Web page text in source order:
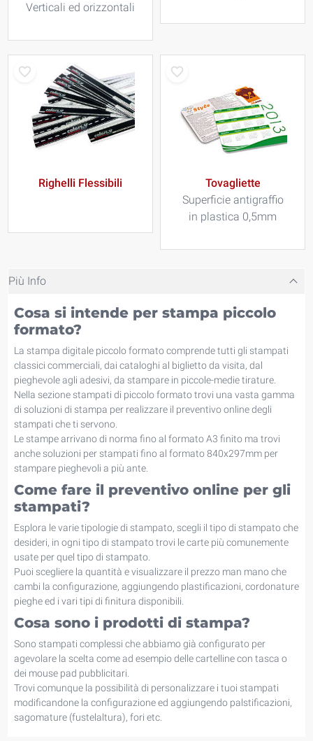
Verticali ed orizzontali
Righelli Flessibili
Tovagliette
Superficie antigraffio
in plastica 0,5mm
Più Info
Cosa si intende per stampa piccolo
formato?
La stampa digitale piccolo formato comprende tutti gli stampati
classici commerciali, dai cataloghi al biglietto da visita, dal
pieghevole agli adesivi, da stampare in piccole-medie tirature.
Nella sezione stampati di piccolo formato trovi una vasta gamma
di soluzioni di stampa per realizzare il preventivo online degli
stampati che ti servono.
Le stampe arrivano di norma fino al formato A3 finito ma trovi
anche soluzioni per stampati fino al formato 840x297mm per
stampare pieghevoli a più ante.
Come fare il preventivo online per gli
stampati?
Esplora le varie tipologie di stampato, scegli il tipo di stampato che
desideri, in ogni tipo di stampato trovi le carte più comunemente
usate per quel tipo di stampato.
Puoi scegliere la quantità e visualizzare il prezzo man mano che
cambi la configurazione, aggiungendo plastificazioni, cordonature
pieghe ed i vari tipi di finitura disponibili.
Cosa sono i prodotti di stampa?
Sono stampati complessi che abbiamo già configurato per
agevolare la scelta come ad esempio delle cartelline con tasca o
dei mouse pad pubblicitari.
Trovi comunque la possibilità di personalizzare i tuoi stampati
modificandone la configurazione ed aggiungendo palstificazioni,
sagomature (fustelaltura), fori etc.